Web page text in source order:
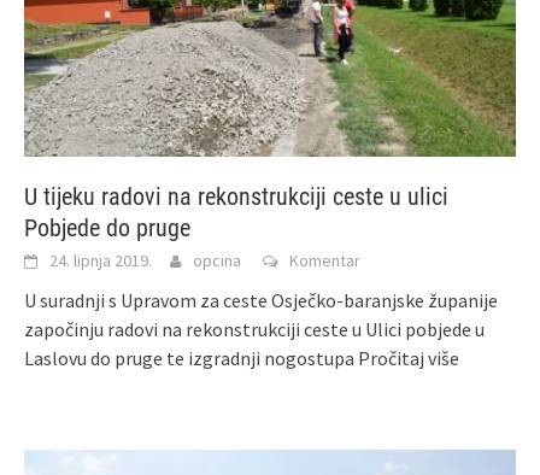
U tijeku radovi na rekonstrukciji ceste u ulici
Pobjede do pruge
24. lipnja 2019. opcina Komentar
U suradnji s Upravom za ceste Osječko-baranjske županije
započinju radovi na rekonstrukciji ceste u Ulici pobjede u
Laslovu do pruge te izgradnji nogostupa Pročitaj više